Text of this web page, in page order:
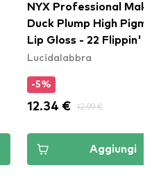
NYX Professional
Duck Plump High
Lip Gloss - 22 Flippin'
Lucidalabbra
-5%
12.34 € 12.99 €
Aggiungi